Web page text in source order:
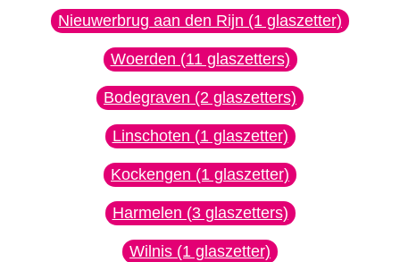
Nieuwerbrug aan den Rijn (1 glaszetter)
Woerden (11 glaszetters)
Bodegraven (2 glaszetters)
Linschoten (1 glaszetter)
Kockengen (1 glaszetter)
Harmelen (3 glaszetters)
Wilnis (1 glaszetter)